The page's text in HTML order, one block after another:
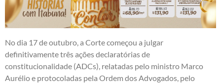
No dia 17 de outubro, a Corte começou a julgar
definitivamente três ações declaratórias de
constitucionalidade (ADCs), relatadas pelo ministro Marco
Aurélio e protocoladas pela Ordem dos Advogados, pelo